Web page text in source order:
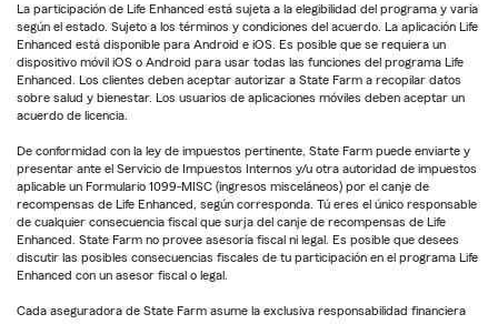
La participación de Life Enhanced está sujeta a la elegibilidad del programa y varía
según el estado. Sujeto a los términos y condiciones del acuerdo. La aplicación Life
Enhanced está disponible para Android e iOS. Es posible que se requiera un
dispositivo móvil iOS o Android para usar todas las funciones del programa Life
Enhanced. Los clientes deben aceptar autorizar a State Farm a recopilar datos
sobre salud y bienestar. Los usuarios de aplicaciones móviles deben aceptar un
acuerdo de licencia.
De conformidad con la ley de impuestos pertinente, State Farm puede enviarte y
presentar ante el Servicio de Impuestos Internos y/u otra autoridad de impuestos
aplicable un Formulario 1099-MISC (ingresos misceláneos) por el canje de
recompensas de Life Enhanced, según corresponda. Tú eres el único responsable
de cualquier consecuencia fiscal que surja del canje de recompensas de Life
Enhanced. State Farm no provee asesoría fiscal ni legal. Es posible que desees
discutir las posibles consecuencias fiscales de tu participación en el programa Life
Enhanced con un asesor fiscal o legal.
Cada aseguradora de State Farm asume la exclusiva responsabilidad financiera